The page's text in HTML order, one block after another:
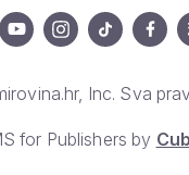
Inc. Sva
for Publishers by